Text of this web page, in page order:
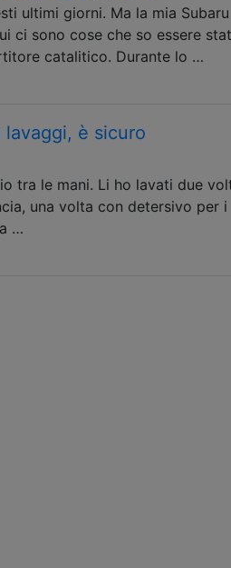
ultimi giorni. Ma la mia Subaru
ci sono cose che so essere
catalitico. Durante lo …
è sicuro
tra le mani. Li ho lavati due
una volta con detersivo per i
…